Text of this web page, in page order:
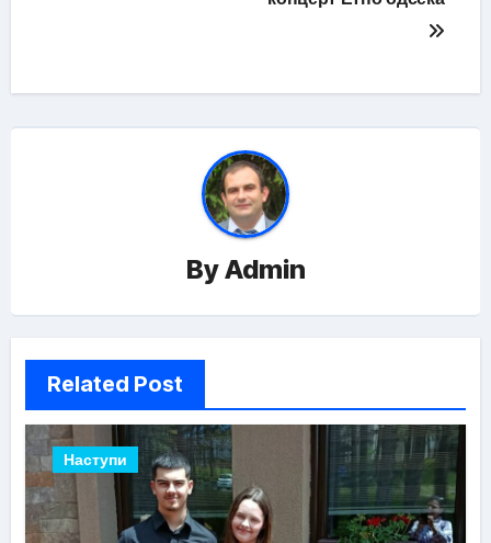
ByAdmin
Related Post
Наступи